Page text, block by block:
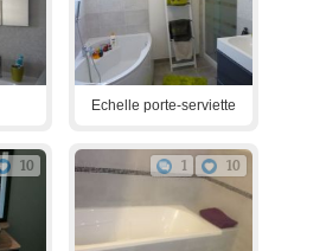
Echelle porte-serviette
10 1 10